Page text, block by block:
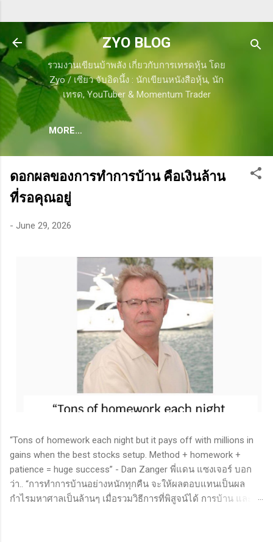
ZYO BLOG
รวมงานเขียนบ้าพลัง เกี่ยวกับการเทรดหุ้น โดย
Zyo / เซียว จับอิดนึ้ง : นักเขียนหนังสือหุ้น, นัก
เทรด, YouTuber & Momentum Trader
MORE…
ดอกผลของการทำการบ้าน คือเงินล้าน
ที่รอคุณอยู่
- June 29, 2026
“Tons of homework each night but it pays off with millions in
gains when the best stocks setup. Method + homework +
patience = huge success” - Dan Zanger พี่แดน แซงเจอร์ บอก
ว่า.. “การทำการบ้านอย่างหนักทุกคืน จะให้ผลตอบแทนเป็นผล
กำไรมหาศาลเป็นล้านๆ เมื่อรวมวิธีการที่พิสูจน์ได้ การบ้าน และ